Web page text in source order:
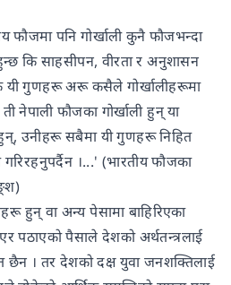
फौजमा पनि गोर्खाली कुनै फौजभन्दा
कि साहसीपन, वीरता र अनुशासन
यी गुणहरू अरू कसैले गोर्खालीहरूमा
नेपाली फौजका गोर्खाली हुन् या
हुन्, उनीहरू सबैमा यी गुणहरू निहित
।...' (भारतीय फौजका
हुन् वा अन्य पेसामा बाहिरिएका
पठाएको पैसाले देशको अर्थतन्त्रलाई
। तर देशको दक्ष युवा जनशक्तिलाई